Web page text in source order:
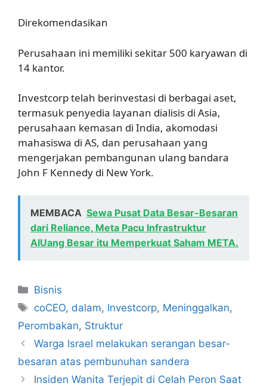
Direkomendasikan
Perusahaan ini memiliki sekitar 500 karyawan di
14 kantor.
Investcorp telah berinvestasi di berbagai aset,
termasuk penyedia layanan dialisis di Asia,
perusahaan kemasan di India, akomodasi
mahasiswa di AS, dan perusahaan yang
mengerjakan pembangunan ulang bandara
John F Kennedy di New York.
MEMBACA Sewa Pusat Data Besar-Besaran
dari Reliance, Meta Pacu Infrastruktur
AIUang Besar itu Memperkuat Saham META.
Kategori
Bisnis
Tag
coCEO, dalam, Investcorp, Meninggalkan,
Perombakan, Struktur
Warga Israel melakukan serangan besar-
besaran atas pembunuhan sandera
Insiden Wanita Terjepit di Celah Peron Saat